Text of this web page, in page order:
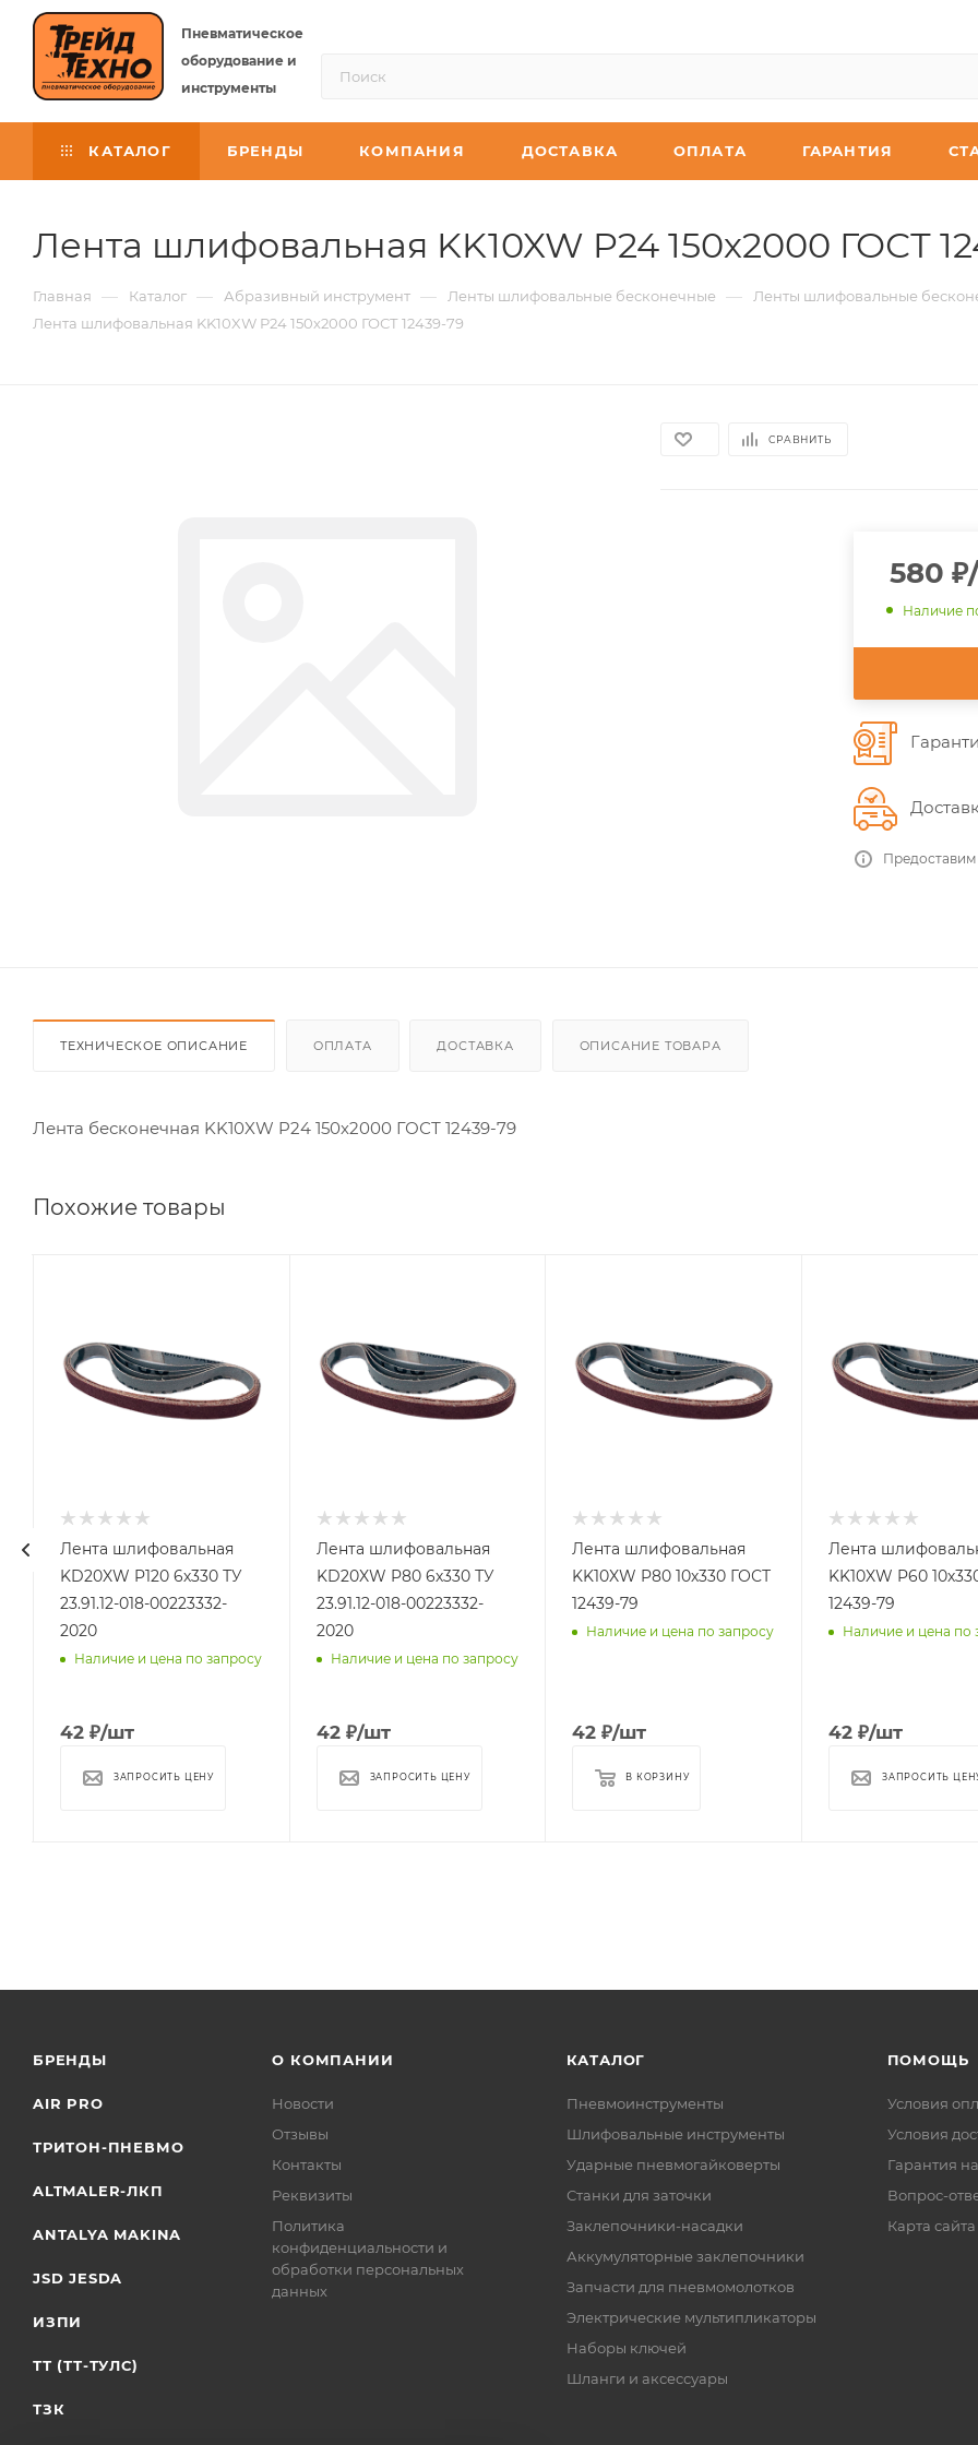
Пневматическое
оборудование и
инструменты
КАТАЛОГ БРЕНДЫ КОМПАНИЯ ДОСТАВКА ОПЛАТА ГАРАНТИЯ
Лента шлифовальная KK10XW P24 150х2000 ГОСТ
Главная — Каталог — Абразивный инструмент — Ленты шлифовальные бесконечные — Ленты шлифовальные
Лента шлифовальная KK10XW P24 150х2000 ГОСТ 12439-79
СРАВНИТЬ
580 ₽
Наличие
ТЕХНИЧЕСКОЕ ОПИСАНИЕ ОПЛАТА ДОСТАВКА ОПИСАНИЕ ТОВАРА
Лента бесконечная KK10XW P24 150х2000 ГОСТ 12439-79
Похожие товары
Лента шлифовальная
KD20XW P120 6х330 ТУ
23.91.12-018-00223332-
2020
Наличие и цена по запросу
42₽/шт
ЗАПРОСИТЬ ЦЕНУ
Лента шлифовальная
KD20XW P80 6х330 ТУ
23.91.12-018-00223332-
2020
Наличие и цена по запросу
42₽/шт
ЗАПРОСИТЬ ЦЕНУ
Лента шлифовальная
KK10XW P80 10х330 ГОСТ
12439-79
Наличие и цена по запросу
42 ₽/шт
В КОРЗИНУ
Лента
KK10XW P60
12439-79
Наличие и цена по
42 ₽/шт
ЗАПРОСИТЬ
БРЕНДЫ
AIR PRO
ТРИТОН-ПНЕВМО
ALTMALER-ЛКП
ANTALYA MAKINA
JSD JESDA
ИЗПИ
ТТ (ТТ-ТУЛС)
ТЗК
О КОМПАНИИ
Новости
Отзывы
Контакты
Реквизиты
Политика
конфиденциальности и
обработки персональных
данных
КАТАЛОГ
Пневмоинструменты
Шлифовальные инструменты
Ударные пневмогайковерты
Станки для заточки
Заклепочники-насадки
Аккумуляторные заклепочники
Запчасти для пневмомолотков
Электрические мультипликаторы
Наборы ключей
Шланги и аксессуары
ПОМОЩЬ
Условия
Условия
Гарантия
Вопрос-
Карта сайта